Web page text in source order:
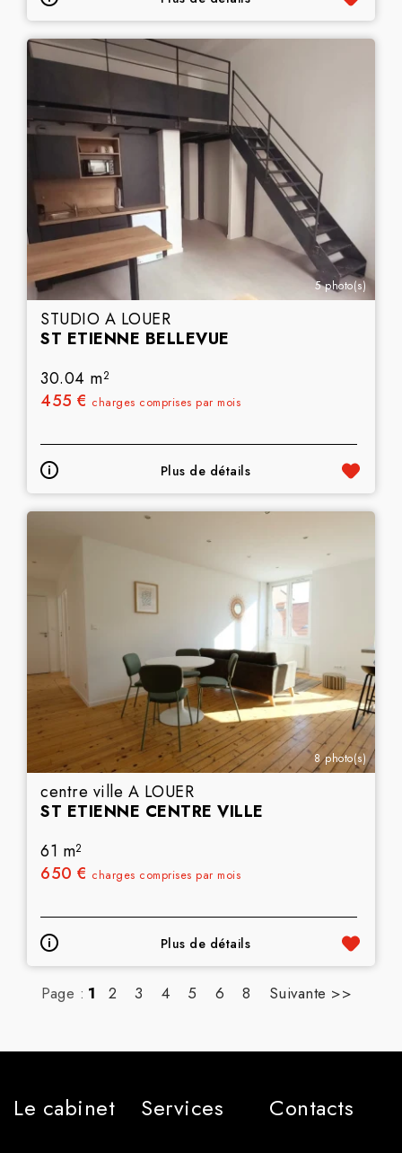
5 photo(s)
STUDIO A LOUER
ST ETIENNE BELLEVUE
30.04 m2
455 € charges comprises par mois
Plus de détails
8 photo(s)
centre ville A LOUER
ST ETIENNE CENTRE VILLE
61 m2
650 € charges comprises par mois
Plus de détails
Page : 1 2 3 4 5 6 8 Suivante >>
Le cabinet Services Contacts